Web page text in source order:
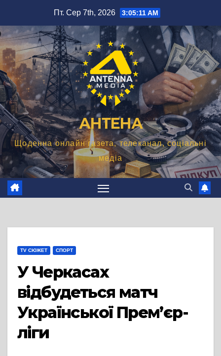
вмісту
Пт. Сер 7th, 2026 3:05:11 AM
АНТЕНА
Щоденна онлайн газета, телеканал, соціальні
медіа
TV СЮЖЕТ СПОРТ
У Черкасах
відбудеться матч
Української Прем’єр-
ліги